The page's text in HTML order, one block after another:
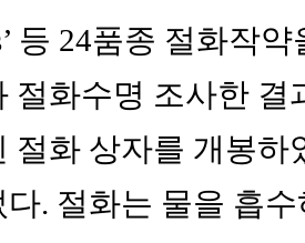
등 24품종 절화작
절화수명 조사한 결
절화 상자를 개봉하
. 절화는 물을 흡